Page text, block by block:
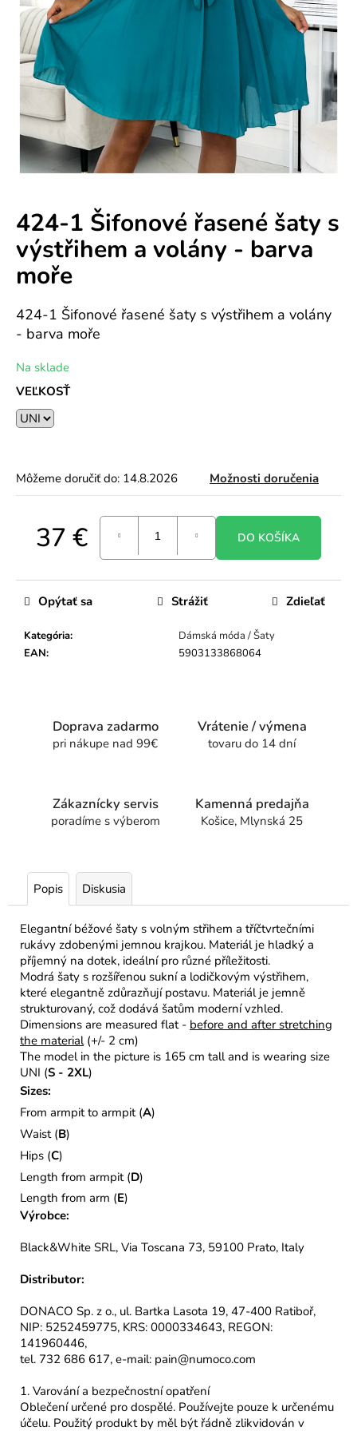
424-1 Šifonové řasené šaty s
výstřihem a volány - barva
moře
424-1 Šifonové řasené šaty s výstřihem a volány
- barva moře
VEĽKOSŤ
Môžeme doručiť do: 14.8.2026 Možnosti doručenia
Na sklade
37 € DO KOŠÍKA
Kategória:
Dámská móda / Šaty
EAN: 5903133868064
Opýtať sa Strážiť Zdieľať
Doprava zadarmo
pri nákupe nad 99€
Vrátenie / výmena
tovaru do 14 dní
Zákaznícky servis
poradíme s výberom
Kamenná predajňa
Košice, Mlynská 25
Popis Diskusia
Elegantní béžové šaty s volným střihem a tříčtvrtečními
rukávy zdobenými jemnou krajkou. Materiál je hladký a
příjemný na dotek, ideální pro různé příležitosti.
Modrá šaty s rozšířenou sukní a lodičkovým výstřihem,
které elegantně zdůrazňují postavu. Materiál je jemně
strukturovaný, což dodává šatům moderní vzhled.
Dimensions are measured flat - before and after stretching
the material(+/- 2 cm)
The model in the picture is 165 cm tall and is wearing size
UNI (S - 2XL)
Sizes:
From armpit to armpit (A)
Waist (B)
Hips (C)
Length from armpit (D)
Length from arm (E)
Výrobce:
Black&White SRL, Via Toscana 73, 59100 Prato, Italy
Distributor:
DONACO Sp. z o., ul. Bartka Lasota 19, 47-400 Ratiboř,
NIP: 5252459775, KRS: 0000334643, REGON:
141960446,
tel. 732 686 617, e-mail: pain@numoco.com
1. Varování a bezpečnostní opatření
Oblečení určené pro dospělé. Používejte pouze k určenému
účelu. Použitý produkt by měl být řádně zlikvidován v
e
n
á
s
ť
?
HĽADAŤ
O
d
p
o
r
ú
č
e